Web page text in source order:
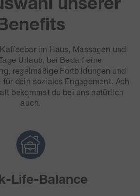
im Haus, Massagen und
Urlaub, bei Bedarf eine
regelmäßige Fortbildungen und
für dein soziales Engagement. Ach
bekommst du bei uns natürlich
auch.
Life-Balance